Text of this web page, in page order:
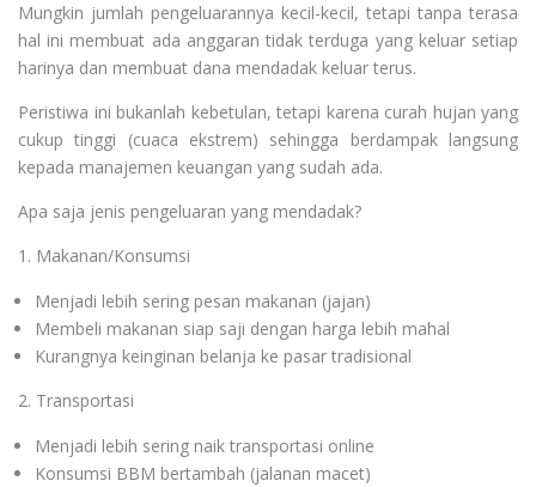
Mungkin jumlah pengeluarannya kecil-kecil, tetapi tanpa terasa
hal ini membuat ada anggaran tidak terduga yang keluar setiap
harinya dan membuat dana mendadak keluar terus.
Peristiwa ini bukanlah kebetulan, tetapi karena curah hujan yang
cukup tinggi (cuaca ekstrem) sehingga berdampak langsung
kepada manajemen keuangan yang sudah ada.
Apa saja jenis pengeluaran yang mendadak?
1. Makanan/Konsumsi
Menjadi lebih sering pesan makanan (jajan)
Membeli makanan siap saji dengan harga lebih mahal
Kurangnya keinginan belanja ke pasar tradisional
2. Transportasi
Menjadi lebih sering naik transportasi online
Konsumsi BBM bertambah (jalanan macet)